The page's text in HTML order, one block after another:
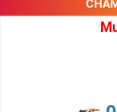
Ý nghĩa sim tứ